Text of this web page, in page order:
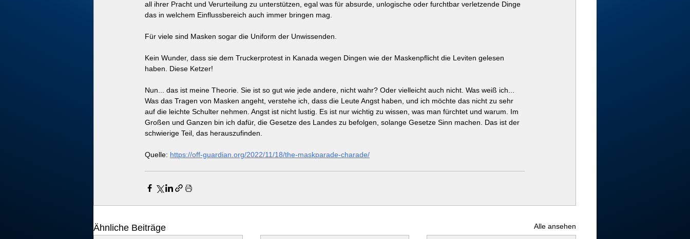
all ihrer Pracht und Verurteilung zu unterstützen, egal was für absurde, unlogische oder furchtbar verletzende Dinge
das in welchem Einflussbereich auch immer bringen mag.
Für viele sind Masken sogar die Uniform der Unwissenden.
Kein Wunder, dass sie dem Truckerprotest in Kanada wegen Dingen wie der Maskenpflicht die Leviten gelesen
haben. Diese Ketzer!
Nun... das ist meine Theorie. Sie ist so gut wie jede andere, nicht wahr? Oder vielleicht auch nicht. Was weiß ich...
Was das Tragen von Masken angeht, verstehe ich, dass die Leute Angst haben, und ich möchte das nicht zu sehr
auf die leichte Schulter nehmen. Angst ist nicht lustig. Es ist nur wichtig zu wissen, was man fürchtet und warum. Im
Großen und Ganzen bin ich dafür, die Gesetze des Landes zu befolgen, solange Gesetze Sinn machen. Das ist der
schwierige Teil, das herauszufinden.
Quelle: https://off-guardian.org/2022/11/18/the-maskparade-charade/
Ähnliche Beiträge Alle ansehen